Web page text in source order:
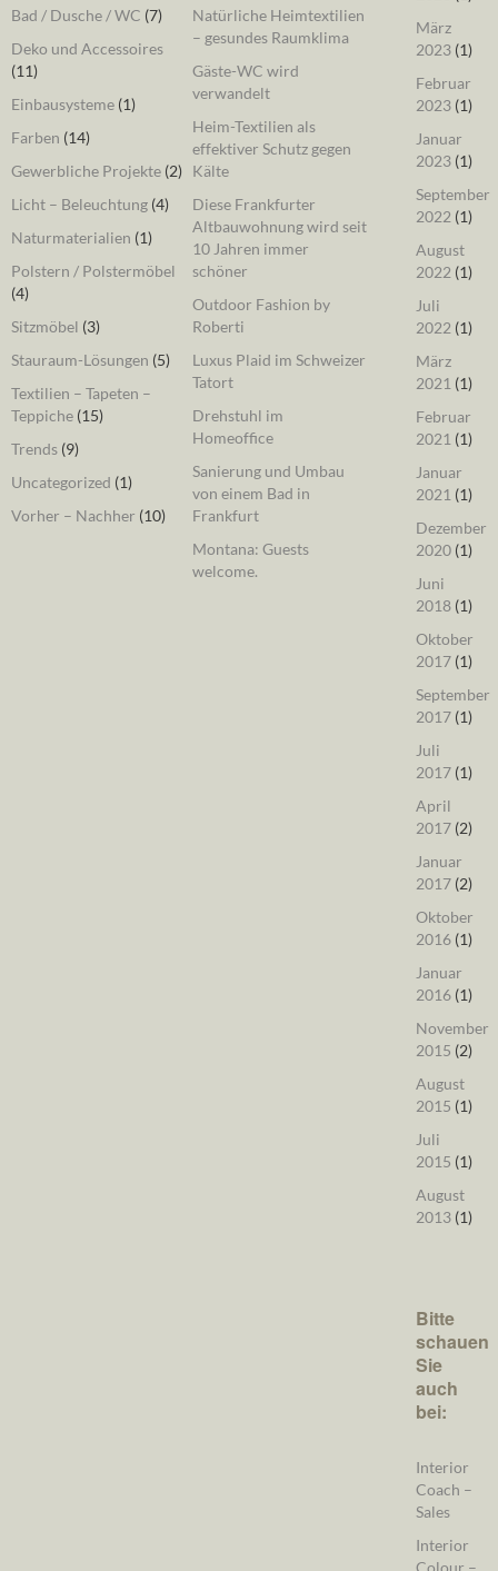
Bad / Dusche / WC (7)
Deko und Accessoires
(11)
Einbausysteme (1)
Farben (14)
Gewerbliche Projekte (2)
Licht – Beleuchtung (4)
Naturmaterialien (1)
Polstern / Polstermöbel
(4)
Sitzmöbel (3)
Stauraum-Lösungen (5)
Textilien – Tapeten –
Teppiche (15)
Trends (9)
Uncategorized (1)
Vorher – Nachher (10)
Natürliche Heimtextilien
– gesundes Raumklima
Gäste-WC wird
verwandelt
Heim-Textilien als
effektiver Schutz gegen
Kälte
Diese Frankfurter
Altbauwohnung wird seit
10 Jahren immer
schöner
Outdoor Fashion by
Roberti
Luxus Plaid im Schweizer
Tatort
Drehstuhl im
Homeoffice
Sanierung und Umbau
von einem Bad in
Frankfurt
Montana: Guests
welcome.
März
2023(1)
Februar
2023(1)
Januar
2023(1)
September
2022 (1)
August
2022 (1)
Juli
2022 (1)
März
2021 (1)
Februar
2021 (1)
Januar
2021 (1)
Dezember
2020(1)
Juni
2018(1)
Oktober
2017(1)
September
2017(1)
Juli
2017(1)
April
2017(2)
Januar
2017(2)
Oktober
2016(1)
Januar
2016(1)
November
2015 (2)
August
2015 (1)
Juli
2015 (1)
August
2013(1)
Bitte
schauen
Sie
auch
bei:
Interior
Coach –
Sales
Interior